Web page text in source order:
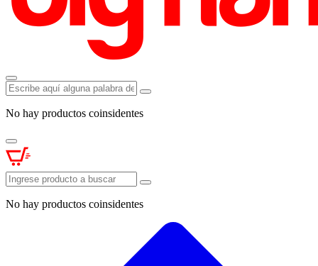
No hay productos coinsidentes
No hay productos coinsidentes